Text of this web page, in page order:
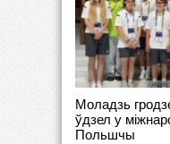
Моладзь
ўдзел у
Польшчы